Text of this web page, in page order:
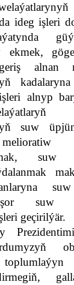
ideg işleri
ekmek,
alnan
alnyp
suw
suw
suw
geçirilýär.